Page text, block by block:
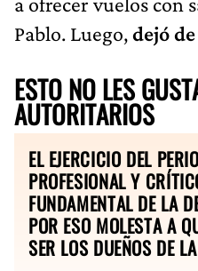
Pablo. Luego,dejó
ESTO NO LES
AUTORITARIOS
EL EJERCICIO DEL
PROFESIONAL Y
FUNDAMENTAL DE LA
POR ESO MOLESTA A
SER LOS DUEÑOS DE